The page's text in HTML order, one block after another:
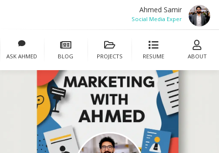
Ahmed Samir
Social Media Expert
ABOUT
RESUME
PROJECTS
BLOG
ASK AHMED